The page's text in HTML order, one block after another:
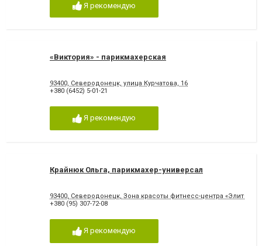
Я рекомендую
«Виктория» - парикмахерская
93400, Северодонецк, улица Курчатова, 16
+380 (6452) 5-01-21
Я рекомендую
Крайнюк Ольга, парикмахер-универсал
93400, Северодонецк, Зона красоты фитнесс-центра «Элит»
+380 (95) 307-72-08
Я рекомендую